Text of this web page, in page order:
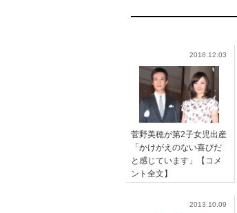
2018.12.03
菅野美穂が第2子女児出産
「かけがえのない喜びだ
と感じています」【コメ
ント全文】
2013.10.09